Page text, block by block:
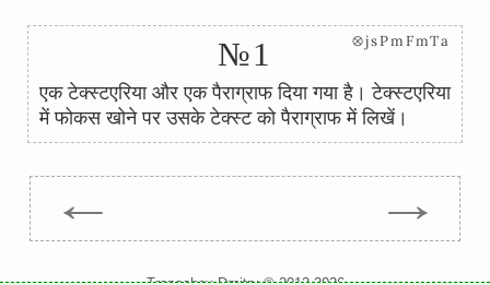
№1 ⊗jsPmFmTa
एक टेक्स्टएरिया और एक पैराग्राफ दिया गया है। टेक्स्टएरिया
में फोकस खोने पर उसके टेक्स्ट को पैराग्राफ में लिखें।
← →